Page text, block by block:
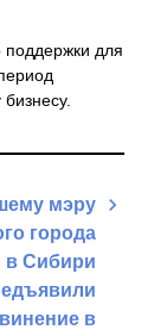
поддержки для
мэру
города
в Сибири
в